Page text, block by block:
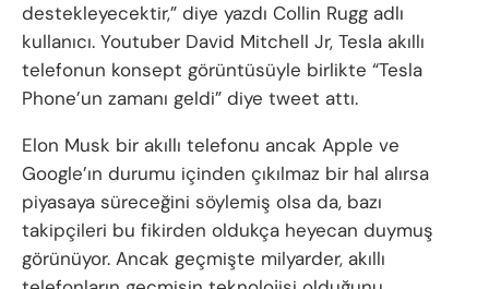
destekleyecektir,” diye yazdı Collin Rugg adlı
kullanıcı. Youtuber David Mitchell Jr, Tesla akıllı
telefonun konsept görüntüsüyle birlikte “Tesla
Phone’un zamanı geldi” diye tweet attı.
Elon Musk bir akıllı telefonu ancak Apple ve
Google’ın durumu içinden çıkılmaz bir hal alırsa
piyasaya süreceğini söylemiş olsa da, bazı
takipçileri bu fikirden oldukça heyecan duymuş
görünüyor. Ancak geçmişte milyarder, akıllı